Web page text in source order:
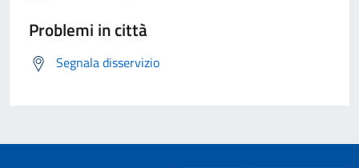
Problemi in città
Segnala disservizio